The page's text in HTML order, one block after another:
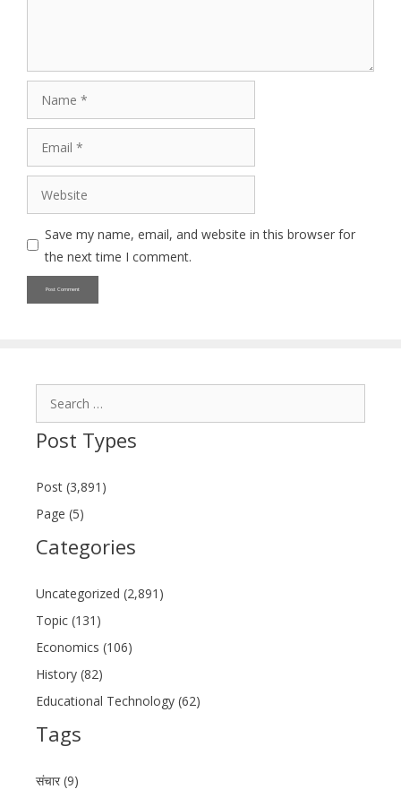
Save my name, email, and website in this browser for
the next time I comment.
Post Types
Post (3,891)
Page (5)
Categories
Uncategorized (2,891)
Topic (131)
Economics (106)
History (82)
Educational Technology (62)
Tags
संचार (9)